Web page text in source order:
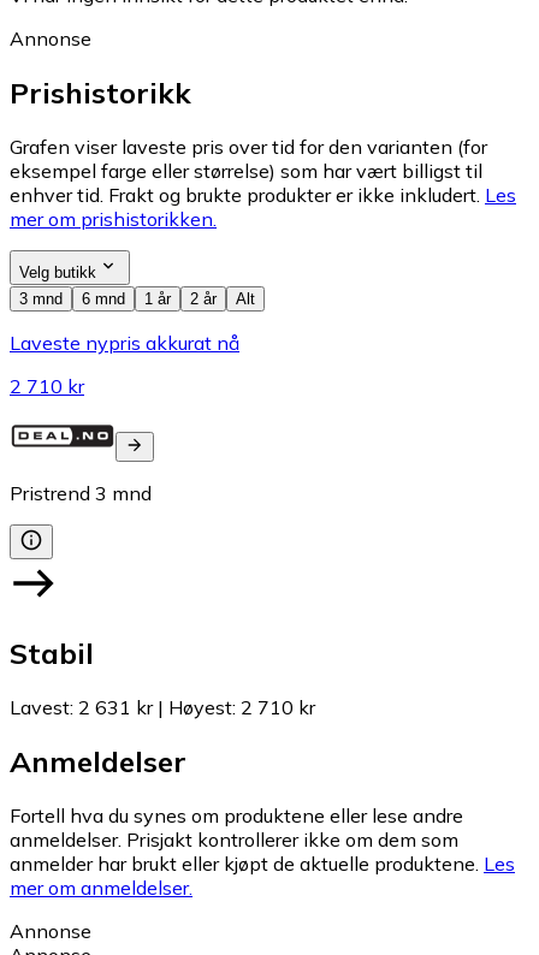
Annonse
Prishistorikk
Grafen viser laveste pris over tid for den varianten (for
eksempel farge eller størrelse) som har vært billigst til
enhver tid. Frakt og brukte produkter er ikke inkludert. Les
mer om prishistorikken.
Velg butikk
3 mnd
6 mnd 1 år 2 år Alt
Laveste nypris akkurat nå
2 710 kr
Pristrend 3 mnd
Stabil
Lavest: 2 631 kr| Høyest: 2 710 kr
Anmeldelser
Fortell hva du synes om produktene eller lese andre
anmeldelser. Prisjakt kontrollerer ikke om dem som
anmelder har brukt eller kjøpt de aktuelle produktene. Les
mer om anmeldelser.
Annonse